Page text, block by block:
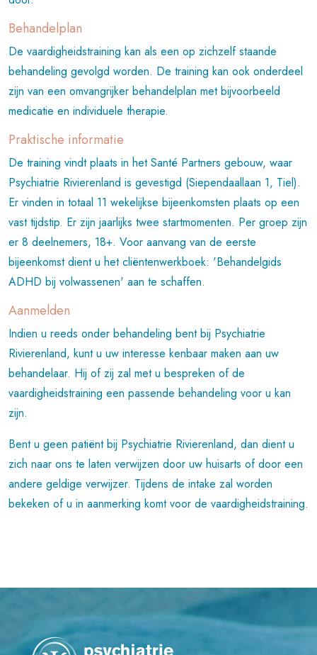
Behandelplan
De vaardigheidstraining kan als een op zichzelf staande
behandeling gevolgd worden. De training kan ook onderdeel
zijn van een omvangrijker behandelplan met bijvoorbeeld
medicatie en individuele therapie.
Praktische informatie
De training vindt plaats in het Santé Partners gebouw, waar
Psychiatrie Rivierenland is gevestigd (Siependaallaan 1, Tiel).
Er vinden in totaal 11 wekelijkse bijeenkomsten plaats op een
vast tijdstip. Er zijn jaarlijks twee startmomenten. Per groep zijn
er 8 deelnemers, 18+. Voor aanvang van de eerste
bijeenkomst dient u het cliëntenwerkboek: 'Behandelgids
ADHD bij volwassenen' aan te schaffen.
Aanmelden
Indien u reeds onder behandeling bent bij Psychiatrie
Rivierenland, kunt u uw interesse kenbaar maken aan uw
behandelaar. Hij of zij zal met u bespreken of de
vaardigheidstraining een passende behandeling voor u kan
zijn.
Bent u geen patiënt bij Psychiatrie Rivierenland, dan dient u
zich naar ons te laten verwijzen door uw huisarts of door een
andere geldige verwijzer. Tijdens de intake zal worden
bekeken of u in aanmerking komt voor de vaardigheidstraining.